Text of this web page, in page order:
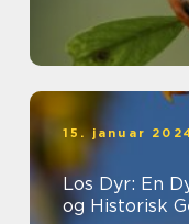
15. januar
Los Dyr: En
og Historisk